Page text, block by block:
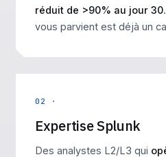
réduit de >90% au jour 30
vous parvient est déjà un
02 ·
Expertise Splunk
Des analystes L2/L3 qui